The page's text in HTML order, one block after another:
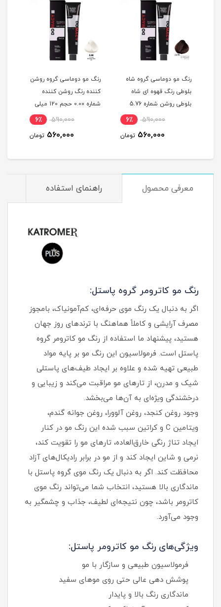
رنگ مو دوماسی گروه شاه
بلوطی رنگ قهوه ای شاه
بلوطی روشن شماره 5.76
590,000 6٪
560,000 تومان
رنگ مو دوماسی گروه روشن
کننده رنگ روشن کننده
شماره 0.00 حجم 120 میلی
590,000 6٪
560,000 تومان
معرفی محصول راهنمای استفاده
رنگ مو کاترومر گروه پاستل:
اگر به دنبال یک رنگ موی حرفه‌ای، کم‌آمونیاک، بامجوز
مصرف آرایشی و کاملاً هماهنگ با ترندهای روز جهان
هستید، پیشنهاد ما استفاده از رنگ مو کاترومر گروه
پاستل است. فرمولاسیون این رنگ مو بر پایه مواد
طبیعی تهیه شده و علاوه بر ایجاد طیف‌های پاستلی
شیک و مدرن، از تارهای مو مراقبت می‌کند و زیبایی و
درخشندگی ویژه‌ای به آن‌ها می‌بخشد.
وجود روغن کنجد، روغن آلوورا، روغن جوانه گندم،
ویتامین C و کراتین سبب شده این رنگ مو در کنار
ایجاد تناژ رنگی خارق‌العاده، تارهای مو را تقویت کند،
نرمی و شاین ایجاد کند و از مو در برابر رادیکال‌های آزاد
محافظت کند. اگر به دنبال یک رنگ موی گروه پاستل با
ماندگاری بالا هستید، انتخاب شما می‌تواند رنگ موی
کاترومر باشد، چون نتیجه‌ای لطیف، جذاب و چشمگیر به
وجود می‌آورد.
ویژگی‌های رنگ مو کاترومر پاستل:
فرمولاسیون طبیعی و سازگار با مو
پوشش‌ دهی عالی حتی روی موهای سفید
ماندگاری رنگ بالا و پایدار